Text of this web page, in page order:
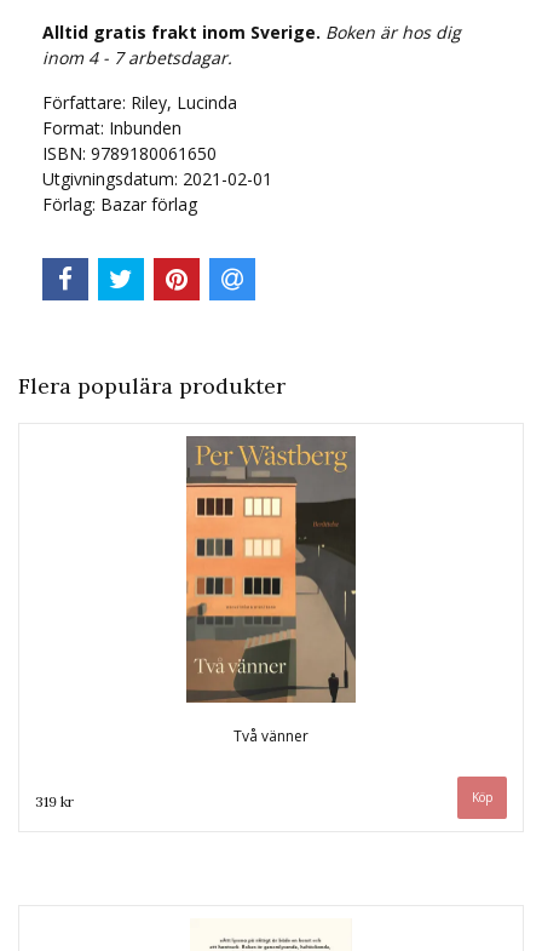
Alltid gratis frakt inom Sverige. Boken är hos dig
inom 4 - 7 arbetsdagar.
Författare: Riley, Lucinda
Format: Inbunden
ISBN: 9789180061650
Utgivningsdatum: 2021-02-01
Förlag: Bazar förlag
Flera populära produkter
Två vänner
319 kr